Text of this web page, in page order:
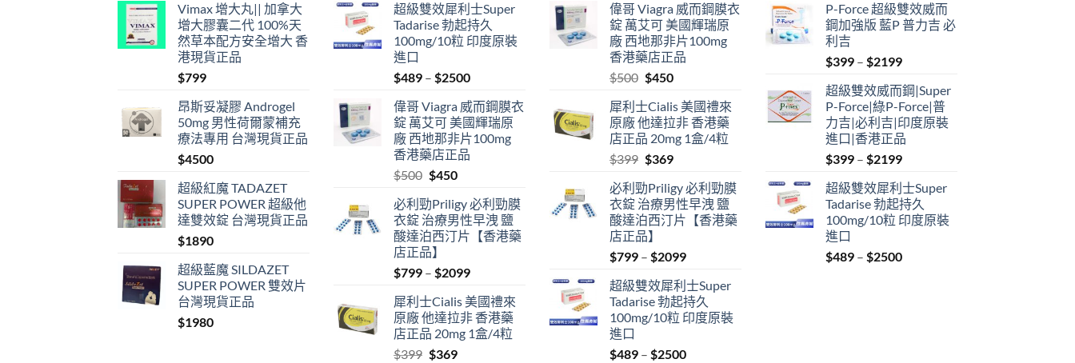
Vimax 增大丸|| 加拿大
增大膠囊二代 100%天
然草本配方安全增大 香
港現貨正品
$799
昂斯妥凝膠 Androgel
50mg 男性荷爾蒙補充
療法專用 台灣現貨正品
$4500
超級紅魔 TADAZET
SUPER POWER 超級他
達雙效錠 台灣現貨正品
$1890
超級藍魔 SILDAZET
SUPER POWER 雙效片
台灣現貨正品
$1980
超級雙效犀利士Super
Tadarise 勃起持久
100mg/10粒 印度原裝
進口
$489 – $2500Price
$489
through
$2500
偉哥 Viagra 威而鋼膜衣
錠 萬艾可 美國輝瑞原
廠 西地那非片100mg
香港藥店正品
$500 Original
was:
$500.
$450Current
is:
$450.
必利勁Priligy 必利勁膜
衣錠 治療男性早洩 鹽
酸達泊西汀片【香港藥
店正品】
$799 – $2099Price
$799
through
$2099
犀利士Cialis 美國禮來
原廠 他達拉非 香港藥
店正品 20mg 1盒/4粒
$399 Original
$369Current
偉哥 Viagra 威而鋼膜衣
錠 萬艾可 美國輝瑞原
廠 西地那非片100mg
香港藥店正品
$500 Original
was:
$500.
$450Current
is:
$450.
犀利士Cialis 美國禮來
原廠 他達拉非 香港藥
店正品 20mg 1盒/4粒
$399 Original
was:
$399.
$369Current
is:
$369.
必利勁Priligy 必利勁膜
衣錠 治療男性早洩 鹽
酸達泊西汀片【香港藥
店正品】
$799 – $2099Price
$799
through
$2099
超級雙效犀利士Super
Tadarise 勃起持久
100mg/10粒 印度原裝
進口
$489 – $2500Price
P-Force 超級雙效威而
鋼加強版 藍P 普力吉 必
利吉
$399 – $2199Price
$399
through
$2199
超級雙效威而鋼|Super
P-Force|綠P-Force|普
力吉|必利吉|印度原裝
進口|香港正品
$399 – $2199Price
$399
through
$2199
超級雙效犀利士Super
Tadarise 勃起持久
100mg/10粒 印度原裝
進口
$489 – $2500Price